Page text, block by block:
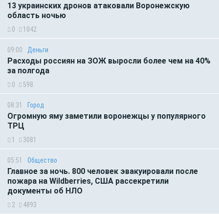
13 украинских дронов атаковали Воронежскую
область ночью
0 1042
09:00 Деньги
Расходы россиян на ЗОЖ выросли более чем на 40%
за полгода
0 598
08:31 Город
Огромную яму заметили воронежцы у популярного
ТРЦ
1 3081
05:51 Общество
Главное за ночь. 800 человек эвакуировали после
пожара на Wildberries, США рассекретили
документы об НЛО
2 4893